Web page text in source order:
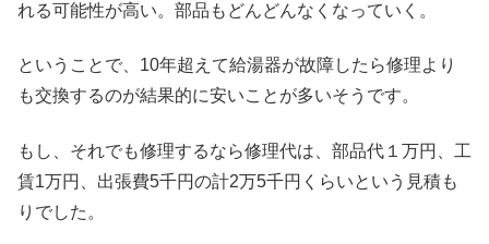
れる可能性が高い。部品もどんどんなくなっていく。
ということで、10年超えて給湯器が故障したら修理より
も交換するのが結果的に安いことが多いそうです。
もし、それでも修理するなら修理代は、部品代１万円、工
賃1万円、出張費5千円の計2万5千円くらいという見積も
りでした。